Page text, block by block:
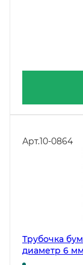
Арт.10-0864
Трубочка
диаметр 6
белая, 180